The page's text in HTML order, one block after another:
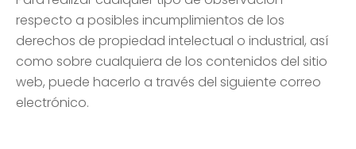
respecto a posibles incumplimientos de los
derechos de propiedad intelectual o industrial, así
como sobre cualquiera de los contenidos del sitio
web, puede hacerlo a través del siguiente correo
electrónico.